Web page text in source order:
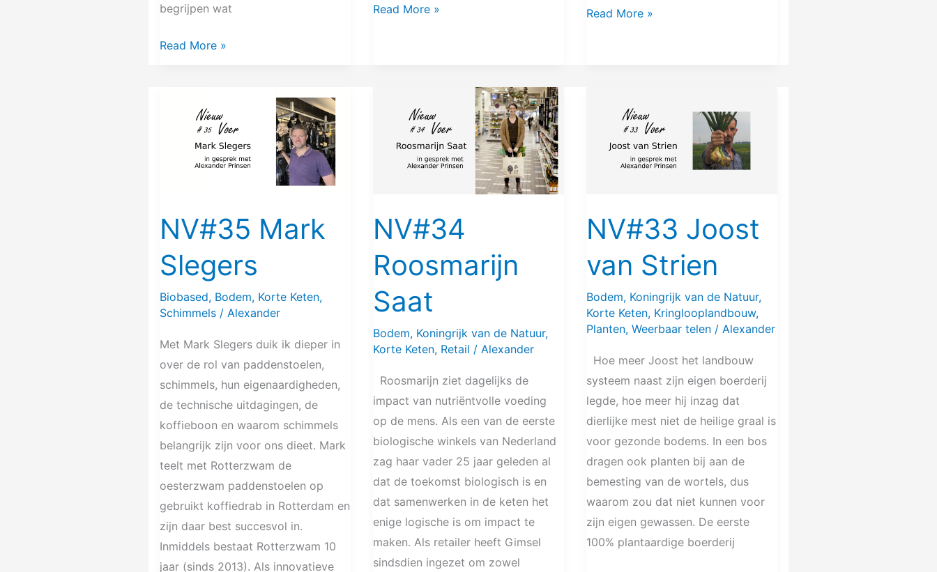
begrijpen wat
Read More »
Read More » Read More »
NV#35 Mark
Slegers
Biobased, Bodem, Korte Keten,
Schimmels / Alexander
Met Mark Slegers duik ik dieper in
over de rol van paddenstoelen,
schimmels, hun eigenaardigheden,
de technische uitdagingen, de
koffieboon en waarom schimmels
belangrijk zijn voor ons dieet. Mark
teelt met Rotterzwam de
oesterzwam paddenstoelen op
gebruikt koffiedrab in Rotterdam en
zijn daar best succesvol in.
Inmiddels bestaat Rotterzwam 10
jaar (sinds 2013). Als innovatieve
Slegers
NV#34
Roosmarijn
Saat
Bodem, Koningrijk van de Natuur,
Korte Keten, Retail / Alexander
Roosmarijn ziet dagelijks de
impact van nutriëntvolle voeding
op de mens. Als een van de eerste
biologische winkels van Nederland
zag haar vader 25 jaar geleden al
dat de toekomst biologisch is en
dat samenwerken in de keten het
enige logische is om impact te
maken. Als retailer heeft Gimsel
sindsdien ingezet om zowel
Roosmarijn
NV#33 Joost
van Strien
Bodem, Koningrijk van de Natuur,
Korte Keten, Kringlooplandbouw,
Planten, Weerbaar telen/ Alexander
Hoe meer Joost het landbouw
systeem naast zijn eigen boerderij
legde, hoe meer hij inzag dat
dierlijke mest niet de heilige graal is
voor gezonde bodems. In een bos
dragen ook planten bij aan de
bemesting van de wortels, dus
waarom zou dat niet kunnen voor
zijn eigen gewassen. De eerste
100% plantaardige boerderij